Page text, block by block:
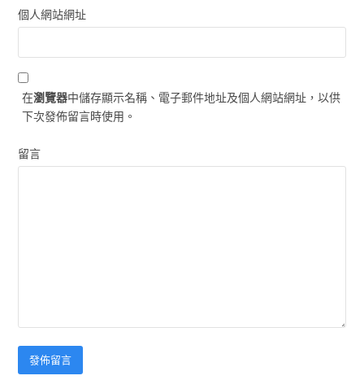
個人網站網址
在瀏覽器中儲存顯示名稱、電子郵件地址及個人網站網址，以供
下次發佈留言時使用。
留言